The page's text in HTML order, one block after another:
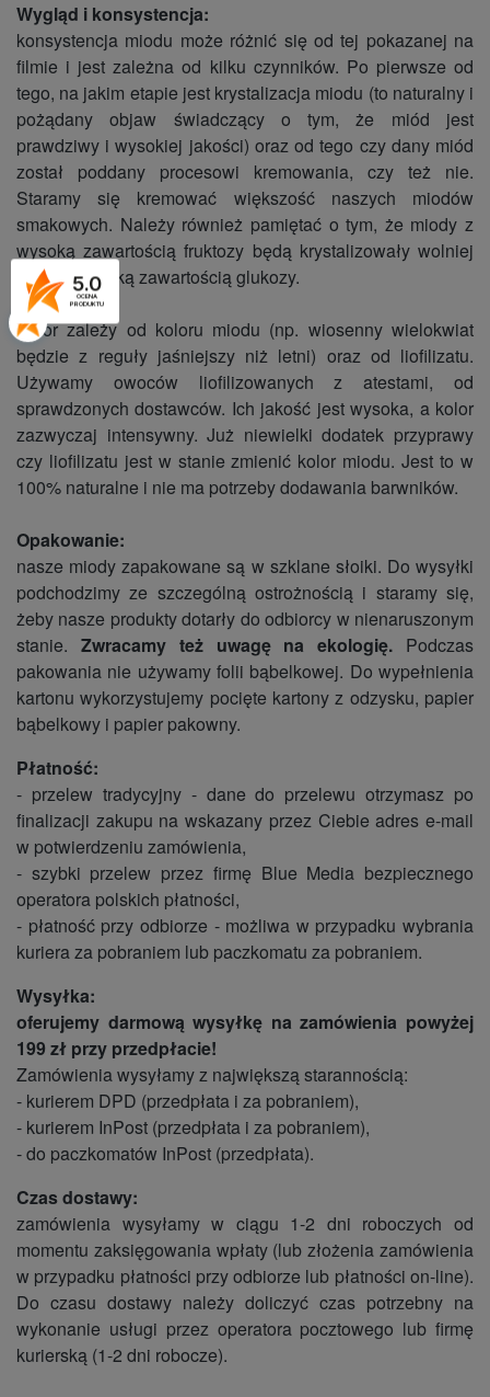
Wygląd i konsystencja:
konsystencja miodu może różnić się od tej pokazanej na
filmie i jest zależna od kilku czynników. Po pierwsze od
tego, na jakim etapie jest krystalizacja miodu (to naturalny i
pożądany objaw świadczący o tym, że miód jest
prawdziwy i wysokiej jakości) oraz od tego czy dany miód
został poddany procesowi kremowania, czy też nie.
Staramy się kremować większość naszych miodów
smakowych. Należy również pamiętać o tym, że miody z
wysoką zawartością fruktozy będą krystalizowały wolniej
niż te z wysoką zawartością glukozy.
Kolor zależy od koloru miodu (np. wiosenny wielokwiat
będzie z reguły jaśniejszy niż letni) oraz od liofilizatu.
Używamy owoców liofilizowanych z atestami, od
sprawdzonych dostawców. Ich jakość jest wysoka, a kolor
zazwyczaj intensywny. Już niewielki dodatek przyprawy
czy liofilizatu jest w stanie zmienić kolor miodu. Jest to w
100% naturalne i nie ma potrzeby dodawania barwników.
Opakowanie:
nasze miody zapakowane są w szklane słoiki. Do wysyłki
podchodzimy ze szczególną ostrożnością i staramy się,
żeby nasze produkty dotarły do odbiorcy w nienaruszonym
stanie. Zwracamy też uwagę na ekologię. Podczas
pakowania nie używamy folii bąbelkowej. Do wypełnienia
kartonu wykorzystujemy pocięte kartony z odzysku, papier
bąbelkowy i papier pakowny.
Płatność:
- przelew tradycyjny - dane do przelewu otrzymasz po
finalizacji zakupu na wskazany przez Ciebie adres e-mail
w potwierdzeniu zamówienia,
- szybki przelew przez firmę Blue Media bezpiecznego
operatora polskich płatności,
- płatność przy odbiorze - możliwa w przypadku wybrania
kuriera za pobraniem lub paczkomatu za pobraniem.
Wysyłka:
oferujemy darmową wysyłkę na zamówienia powyżej
199 zł przy przedpłacie!
Zamówienia wysyłamy z największą starannością:
- kurierem DPD (przedpłata i za pobraniem),
- kurierem InPost (przedpłata i za pobraniem),
- do paczkomatów InPost (przedpłata).
Czas dostawy:
zamówienia wysyłamy w ciągu 1-2 dni roboczych od
momentu zaksięgowania wpłaty (lub złożenia zamówienia
w przypadku płatności przy odbiorze lub płatności on-line).
Do czasu dostawy należy doliczyć czas potrzebny na
wykonanie usługi przez operatora pocztowego lub firmę
kurierską (1-2 dni robocze).
5.0
OCENA
PRODUKTU